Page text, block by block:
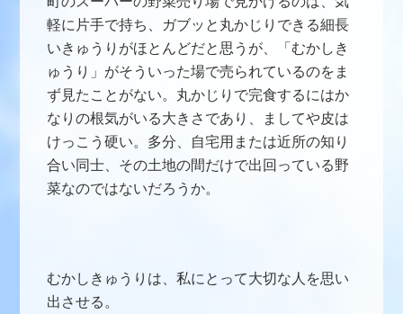
軽に片手で持ち、ガブッと丸かじりできる細長
いきゅうりがほとんどだと思うが、「むかしき
ゅうり」がそういった場で売られているのをま
ず見たことがない。丸かじりで完食するにはか
なりの根気がいる大きさであり、ましてや皮は
けっこう硬い。 多分、自宅用または近所の知り
合い同士、その土地の間だけで出回っている野
菜なのではないだろうか。
むかしきゅうりは、私にとって大切な人を思い
出させる。